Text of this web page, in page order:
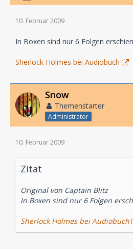
10. Februar 2009
In Boxen sind nur 6 Folgen
Sherlock Holmes bei Audiobuch
Snow
Themenstarter
Administrator
10. Februar 2009
Zitat
Original von Captain Blitz
In Boxen sind nur 6 Folgen
Sherlock Holmes bei Audiobuch